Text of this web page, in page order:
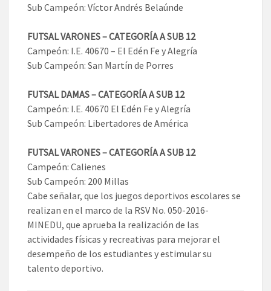
Sub Campeón: Víctor Andrés Belaúnde
FUTSAL VARONES – CATEGORÍA A SUB 12
Campeón: I.E. 40670 – El Edén Fe y Alegría
Sub Campeón: San Martín de Porres
FUTSAL DAMAS – CATEGORÍA A SUB 12
Campeón: I.E. 40670 El Edén Fe y Alegría
Sub Campeón: Libertadores de América
FUTSAL VARONES – CATEGORÍA A SUB 12
Campeón: Calienes
Sub Campeón: 200 Millas
Cabe señalar, que los juegos deportivos escolares se
realizan en el marco de la RSV No. 050-2016-
MINEDU, que aprueba la realización de las
actividades físicas y recreativas para mejorar el
desempeño de los estudiantes y estimular su
talento deportivo.